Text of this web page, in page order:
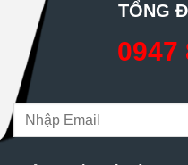
TỔNG
0947